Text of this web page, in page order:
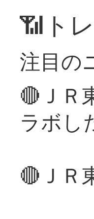
📶ト
注目の
🔴ＪＲ
ラボし
🔴ＪＲ